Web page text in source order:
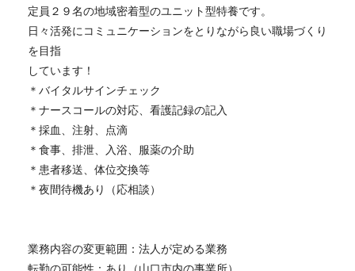
定員２９名の地域密着型のユニット型特養です。
日々活発にコミュニケーションをとりながら良い職場づくり
を目指
しています！
＊バイタルサインチェック
＊ナースコールの対応、看護記録の記入
＊採血、注射、点滴
＊食事、排泄、入浴、服薬の介助
＊患者移送、体位交換等
＊夜間待機あり（応相談）
業務内容の変更範囲：法人が定める業務
転勤の可能性：あり（山口市内の事業所）